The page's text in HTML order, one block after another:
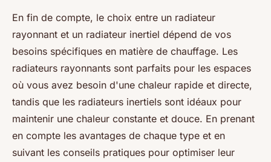
En fin de compte, le choix entre un radiateur
rayonnant et un radiateur inertiel dépend de vos
besoins spécifiques en matière de chauffage. Les
radiateurs rayonnants sont parfaits pour les espaces
où vous avez besoin d'une chaleur rapide et directe,
tandis que les radiateurs inertiels sont idéaux pour
maintenir une chaleur constante et douce. En prenant
en compte les avantages de chaque type et en
suivant les conseils pratiques pour optimiser leur